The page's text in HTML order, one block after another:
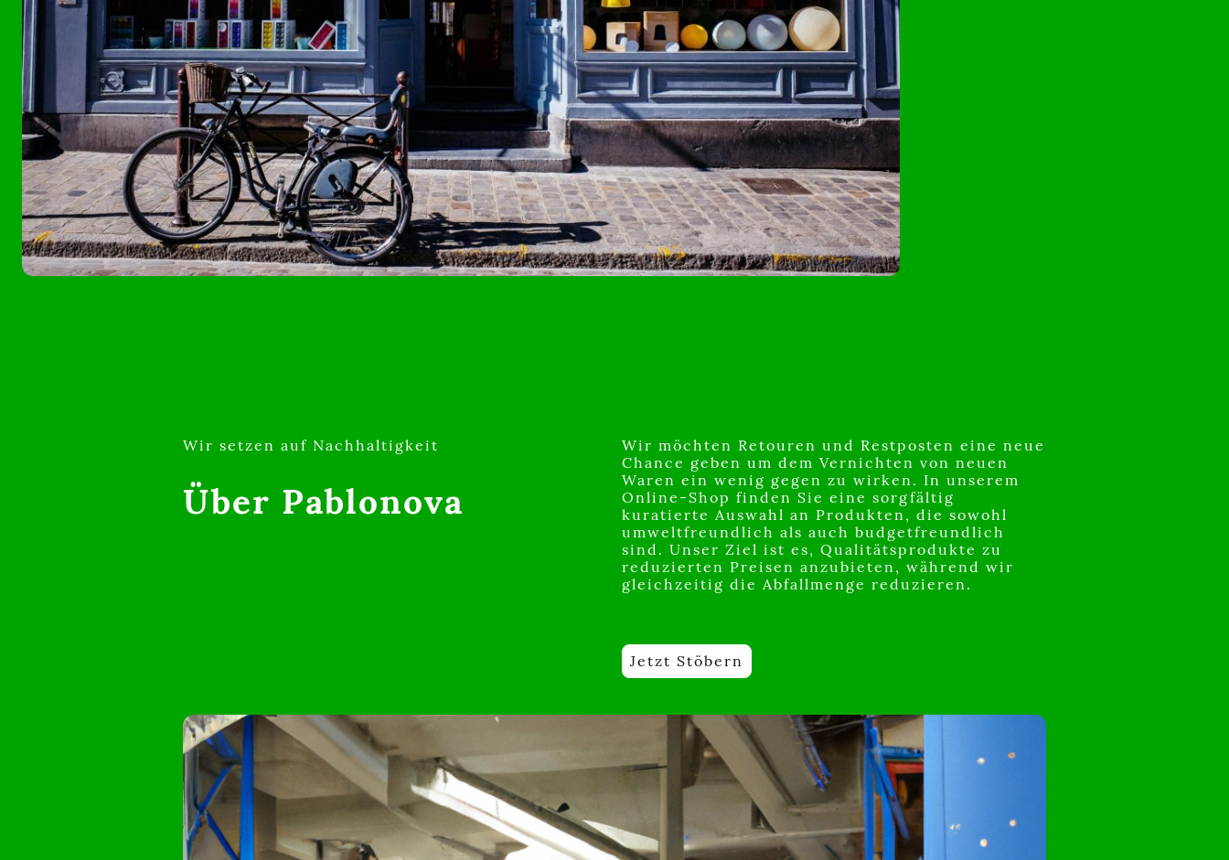
Wir setzen auf Nachhaltigkeit
Über Pablonova
Wir möchten Retouren und Restposten eine neue
Chance geben um dem Vernichten von neuen
Waren ein wenig gegen zu wirken. In unserem
Online-Shop finden Sie eine sorgfältig
kuratierte Auswahl an Produkten, die sowohl
umweltfreundlich als auch budgetfreundlich
sind. Unser Ziel ist es, Qualitätsprodukte zu
reduzierten Preisen anzubieten, während wir
gleichzeitig die Abfallmenge reduzieren.
Jetzt Stöbern